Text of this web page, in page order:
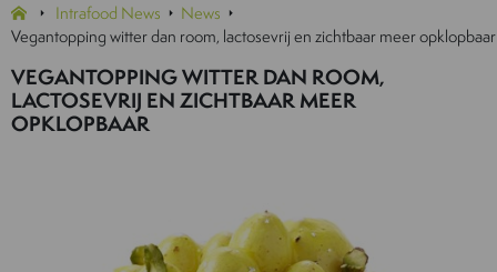
Intrafood News
News
Vegantopping witter dan room, lactosevrij en zichtbaar meer opklopbaar
VEGANTOPPING WITTER DAN ROOM,
LACTOSEVRIJ EN ZICHTBAAR MEER
OPKLOPBAAR